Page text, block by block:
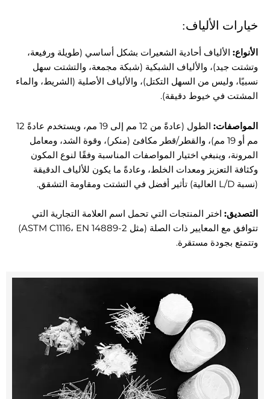
خيارات الألياف:
الأنواع: الألياف أحادية الشعيرات بشكل أساسي (طويلة ورفيعة،
وتشتت جيد)، والألياف الشبكية (شبكة مجمعة، والتشتت سهل
نسبيًا، وليس من السهل التكتل)، والألياف الأصلية (الشريط، والماء
المشتت في خيوط دقيقة).
المواصفات:
الطول (عادةً من 12 مم إلى 19 مم، ويستخدم عادةً 12
مم أو 19 مم)، والقطر/قطر مكافئ (منكر)، وقوة الشد، ومعامل
المرونة، وينبغي اختيار المواصفات المناسبة وفقًا لنوع المكون
وكثافة التعزيز ومعدات الخلط، وعادةً ما يكون للألياف الدقيقة
(نسبة L/D العالية) تأثير أفضل في التشتت ومقاومة التشقق.
التصديق: اختر المنتجات التي تحمل اسم العلامة التجارية التي
تتوافق مع المعايير ذات الصلة (مثل ASTM C1116، EN 14889-2)
وتتمتع بجودة مستقرة.